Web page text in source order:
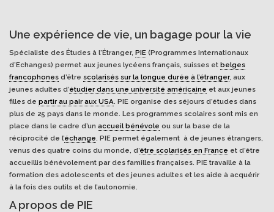
Une expérience de vie, un bagage pour la vie
Spécialiste des Études à l'Étranger, PIE (Programmes Internationaux
d’Echanges) permet aux jeunes lycéens français, suisses et belges
francophones d’être scolarisés sur la longue durée à l’étranger, aux
jeunes adultes d’étudier dans une université américaine et aux jeunes
filles de partir au pair aux USA. PIE organise des séjours d’études dans
plus de 25 pays dans le monde. Les programmes scolaires sont mis en
place dans le cadre d’un accueil bénévole ou sur la base de la
réciprocité de l’échange. PIE permet également à de jeunes étrangers,
venus des quatre coins du monde, d’être scolarisés en France et d’être
accueillis bénévolement par des familles françaises. PIE travaille à la
formation des adolescents et des jeunes adultes et les aide à acquérir
à la fois des outils et de l’autonomie.
A propos de PIE